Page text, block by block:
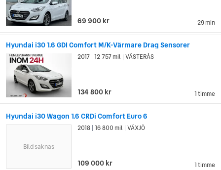
29 min
69 900 kr
Hyundai i30 1.6 GDI Comfort M/K-Värmare Drag Sensorer
1 timme
2017 12 757 mil VÄSTERÅS
134 800 kr
Hyundai i30 Wagon 1.6 CRDi Comfort Euro 6
1 timme
2018 16 800 mil VÄXJÖ
109 000 kr
Bild saknas